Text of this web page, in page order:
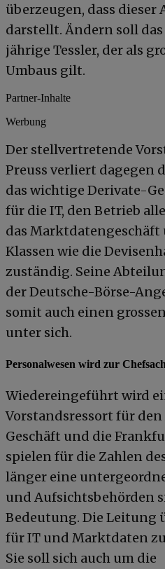
überzeugen, dass
darstellt. Ändern soll
jährige Tessler, der als
Umbaus gilt.
Partner-Inhalte
Werbung
Der stellvertretende
Preuss verliert dagegen
das wichtige Derivate-
für die IT, den Betrieb
das Marktdatengeschäft
Klassen wie die
zuständig. Seine
der Deutsche-Börse-
somit auch einen
unter sich.
Personalwesen wird zur
Wiedereingeführt wird
Vorstandsressort für
Geschäft und die
spielen für die Zahlen
länger eine
und Aufsichtsbehörden
Bedeutung. Die Leitung
für IT und Marktdaten
Sie soll sich auch um die